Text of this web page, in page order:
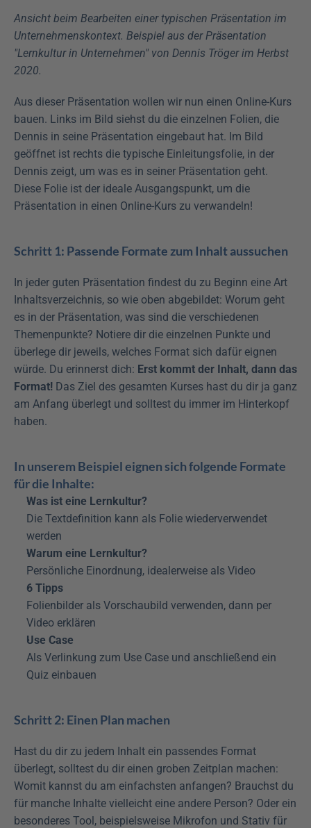
Ansicht beim Bearbeiten einer typischen Präsentation im
Unternehmenskontext. Beispiel aus der Präsentation
"Lernkultur in Unternehmen" von Dennis Tröger im Herbst
2020.
Aus dieser Präsentation wollen wir nun einen Online-Kurs
bauen. Links im Bild siehst du die einzelnen Folien, die
Dennis in seine Präsentation eingebaut hat. Im Bild
geöffnet ist rechts die typische Einleitungsfolie, in der
Dennis zeigt, um was es in seiner Präsentation geht.
Diese Folie ist der ideale Ausgangspunkt, um die
Präsentation in einen Online-Kurs zu verwandeln!
Schritt 1: Passende Formate zum Inhalt aussuchen
In jeder guten Präsentation findest du zu Beginn eine Art
Inhaltsverzeichnis, so wie oben abgebildet: Worum geht
es in der Präsentation, was sind die verschiedenen
Themenpunkte? Notiere dir die einzelnen Punkte und
überlege dir jeweils, welches Format sich dafür eignen
würde. Du erinnerst dich: Erst kommt der Inhalt, dann das
Format! Das Ziel des gesamten Kurses hast du dir ja ganz
am Anfang überlegt und solltest du immer im Hinterkopf
haben.
In unserem Beispiel eignen sich folgende Formate
für die Inhalte:
Was ist eine Lernkultur?
Die Textdefinition kann als Folie wiederverwendet
werden
Warum eine Lernkultur?
Persönliche Einordnung, idealerweise als Video
6 Tipps
Folienbilder als Vorschaubild verwenden, dann per
Video erklären
Use Case
Als Verlinkung zum Use Case und anschließend ein
Quiz einbauen
Schritt 2: Einen Plan machen
Hast du dir zu jedem Inhalt ein passendes Format
überlegt, solltest du dir einen groben Zeitplan machen:
Womit kannst du am einfachsten anfangen? Brauchst du
für manche Inhalte vielleicht eine andere Person? Oder ein
besonderes Tool, beispielsweise Mikrofon und Stativ für